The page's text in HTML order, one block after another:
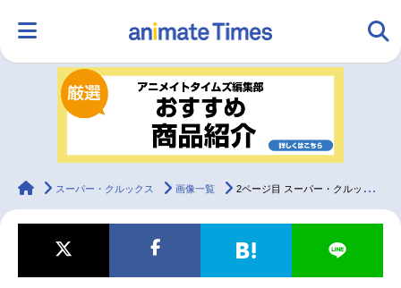
ランキング アニメ
ラジオ みんなの声
マンガ・ラノベ ゲーム・アプリ 音楽 コスプレ
animateTimes
スーパー・クルックス 画像一覧 2ページ目 スーパー・クルックスの画像をまとめました